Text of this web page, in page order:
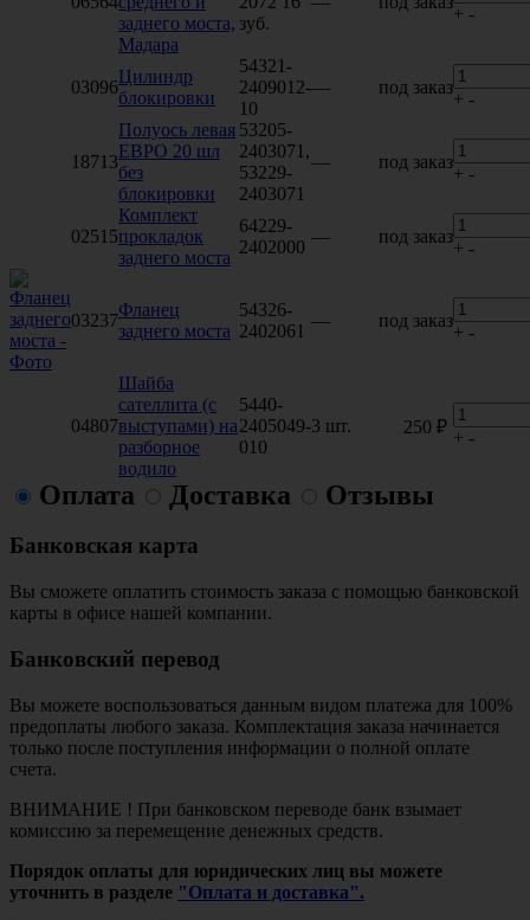
заднего моста,
Мадара
зуб.
+ -
03096
Цилиндр
блокировки
54321-
2409012-
10
— под заказ
+ -
18713
Полуось левая
ЕВРО 20 шл
без
блокировки
53205-
2403071,
53229-
2403071
— под заказ
+ -
02515
Комплект
прокладок
заднего моста
64229-
2402000
— под заказ
+ -
03237
Фланец
заднего моста
54326-
2402061
— под заказ
+ -
04807
Шайба
сателлита (с
выступами) на
разборное
водило
5440-
2405049-
010
3 шт. 250 ₽
+ -
Оплата Доставка Отзывы
Банковская карта
Вы сможете оплатить стоимость заказа с помощью банковской
карты в офисе нашей компании.
Банковский перевод
Вы можете воспользоваться данным видом платежа для 100%
предоплаты любого заказа. Комплектация заказа начинается
только после поступления информации о полной оплате
счета.
ВНИМАНИЕ ! При банковском переводе банк взымает
комиссию за перемещение денежных средств.
Порядок оплаты для юридических лиц вы можете
уточнить в разделе "Оплата и доставка".